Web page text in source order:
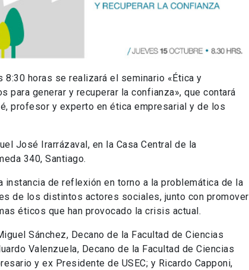
horas se realizará el seminario «Ética y
para generar y recuperar la confianza», que contará
profesor y experto en ética empresarial y de los
José Irarrázaval, en la Casa Central de la
340, Santiago.
instancia de reflexión en torno a la problemática de la
de los distintos actores sociales, junto con promover
éticos que han provocado la crisis actual.
Sánchez, Decano de la Facultad de Ciencias
Valenzuela, Decano de la Facultad de Ciencias
y ex Presidente de USEC; y Ricardo Capponi,